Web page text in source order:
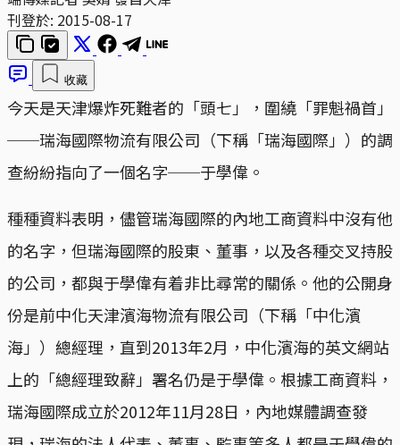
刊登於: 2015-08-17
收藏
今天是天津爆炸死難者的「頭七」，圍繞「罪魁禍首」
──瑞海國際物流有限公司（下稱「瑞海國際」）的調
查紛紛指向了一個名字──于學偉。
種種資料表明，儘管瑞海國際的內地工商資料中沒有他
的名字，但瑞海國際的股東、董事，以及各種交叉持股
的公司，都與于學偉有着非比尋常的關係。他的公開身
份是前中化天津濱海物流有限公司（下稱「中化濱
海」）總經理，直到2013年2月，中化濱海的英文網站
上的「總經理致辭」署名仍是于學偉。根據工商資料，
瑞海國際成立於2012年11月28日，內地媒體調查發